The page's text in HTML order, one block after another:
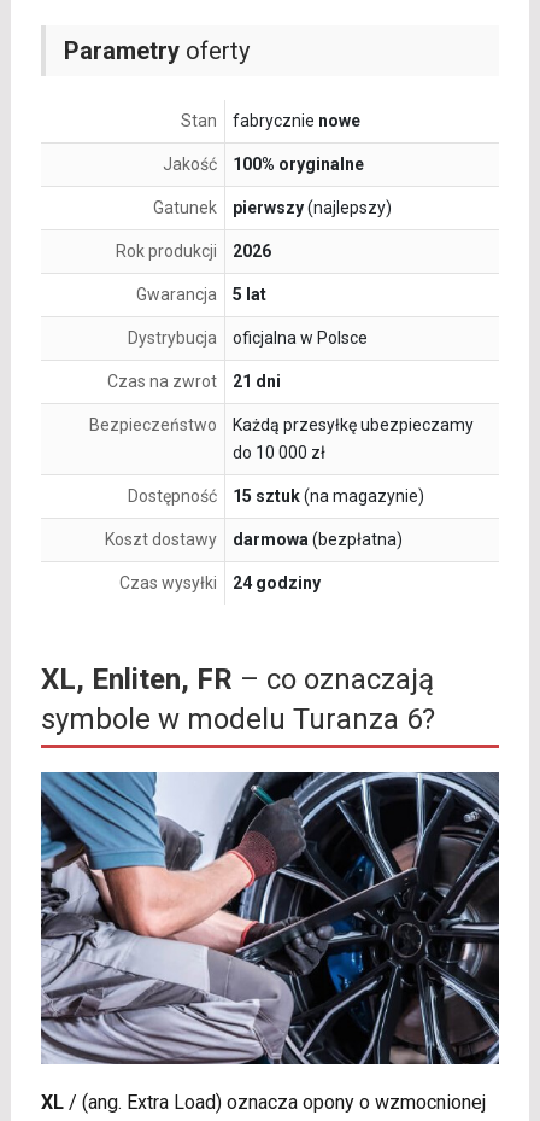
Parametryoferty
Stan fabrycznie nowe
Jakość 100% oryginalne
Gatunek pierwszy(najlepszy)
Rok produkcji 2026
Gwarancja 5 lat
Dystrybucja oficjalna w Polsce
Czas na zwrot 21 dni
Bezpieczeństwo
Każdą przesyłkę ubezpieczamy
do 10 000 zł
Dostępność 15 sztuk(na magazynie)
Koszt dostawy darmowa (bezpłatna)
Czas wysyłki 24 godziny
XL, Enliten, FR – co oznaczają
symbole w modelu Turanza 6?
XL/ (ang. Extra Load) oznacza opony o wzmocnionej